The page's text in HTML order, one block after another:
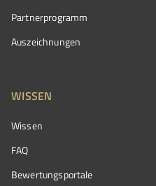
Partnerprogramm
Auszeichnungen
WISSEN
Wissen
FAQ
Bewertungsportale